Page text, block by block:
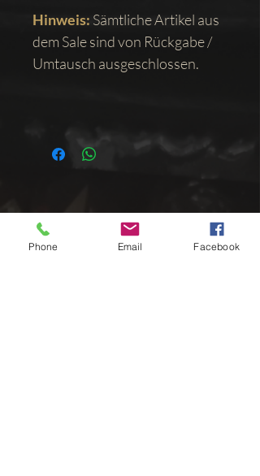
Hinweis: Sämtliche Artikel aus
dem Sale sind von Rückgabe /
Umtausch ausgeschlossen.
Impressum
Sparklyn Passion
Phone Email Facebook